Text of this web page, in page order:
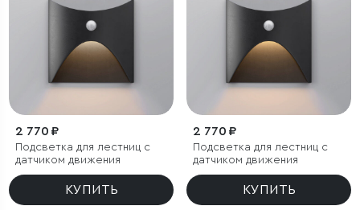
2 770 ₽
Подсветка для лестниц с
датчиком движения
КУПИТЬ
2 770 ₽
Подсветка для лестниц с
датчиком движения
КУПИТЬ